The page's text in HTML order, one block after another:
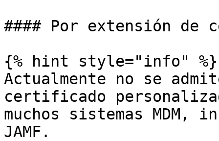
#### Por extensión de
{% hint style="info" %}
Actualmente no se
certificado
muchos sistemas
JAMF.